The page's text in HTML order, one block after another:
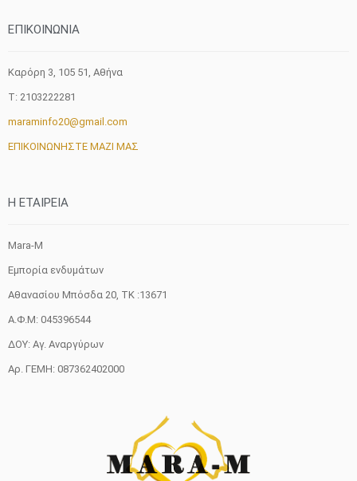
ΕΠΙΚΟΙΝΩΝΙΑ
Καρόρη 3, 105 51, Aθήνα
T: 2103222281
maraminfo20@gmail.com
ΕΠΙΚΟΙΝΩΝΗΣΤΕ ΜΑΖΙ ΜΑΣ
H ETAIΡΕΙΑ
Mara-M
Εμπορία ενδυμάτων
Αθανασίου Μπόσδα 20, ΤΚ :13671
Α.Φ.Μ: 045396544
ΔΟΥ: Αγ. Αναργύρων
Αρ. ΓΕΜΗ: 087362402000